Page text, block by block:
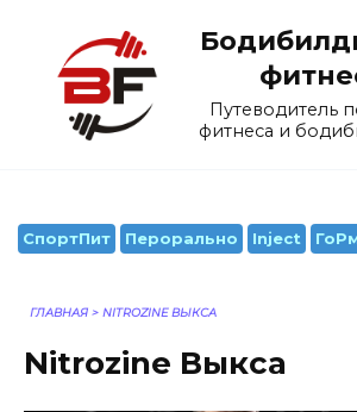
содержанию
Путеводитель
фитнеса и
СпортПит Перорально Inject
ГЛАВНАЯ > NITROZINE ВЫКСА
Nitrozine Выкса